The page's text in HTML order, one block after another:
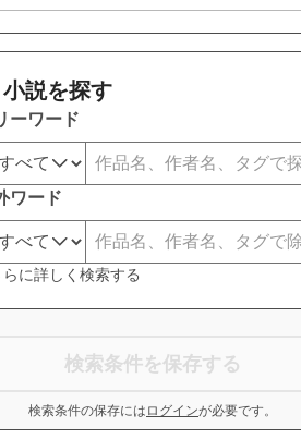
小説を探す
ーワード
ワード
に詳しく検索する
検索条件を保存する
検索条件の保存には ログインが必要です。